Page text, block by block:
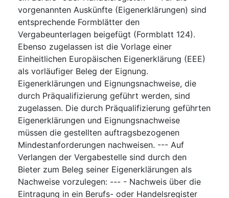
vorgenannten Auskünfte (Eigenerklärungen) sind
entsprechende Formblätter den
Vergabeunterlagen beigefügt (Formblatt 124).
Ebenso zugelassen ist die Vorlage einer
Einheitlichen Europäischen Eigenerklärung (EEE)
als vorläufiger Beleg der Eignung.
Eigenerklärungen und Eignungsnachweise, die
durch Präqualifizierung geführt werden, sind
zugelassen. Die durch Präqualifizierung geführten
Eigenerklärungen und Eignungsnachweise
müssen die gestellten auftragsbezogenen
Mindestanforderungen nachweisen. --- Auf
Verlangen der Vergabestelle sind durch den
Bieter zum Beleg seiner Eigenerklärungen als
Nachweise vorzulegen: --- - Nachweis über die
Eintragung in ein Berufs- oder Handelsregister